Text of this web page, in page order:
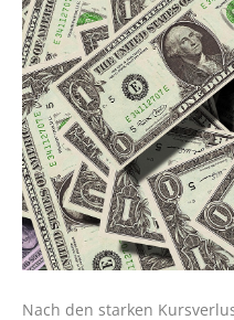
Nach den starken